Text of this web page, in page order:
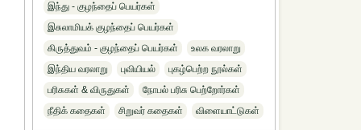
இந்து - குழந்தைப் பெயர்கள்
இசுலாமியக் குழந்தைப் பெயர்கள்
கிருத்துவம் - குழந்தைப் பெயர்கள்
உலக வரலாறு
இந்திய வரலாறு
புவியியல்
புகழ்பெற்ற நூல்கள்
பரிசுகள் & விருதுகள்
நோபல் பரிசு‎ பெற்றோர்‎கள்
நீதிக் கதைகள்
சிறுவர் கதைகள் விளையாட்டுகள்